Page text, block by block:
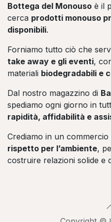
Bottega del Monouso è il
cerca prodotti monouso
disponibili.
Forniamo tutto ciò che
take away e gli eventi,
materiali biodegradabili e
Dal nostro magazzino di
spediamo ogni giorno in
rapidità, affidabilità e
Crediamo in un commercio
rispetto per l’ambiente,
costruire relazioni solide e